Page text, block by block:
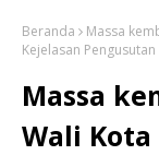
Beranda
Massa
Kejelasan
Massa
Wali